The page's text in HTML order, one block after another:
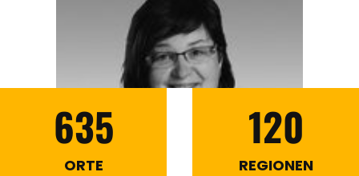
635
ORTE
120
REGIONEN